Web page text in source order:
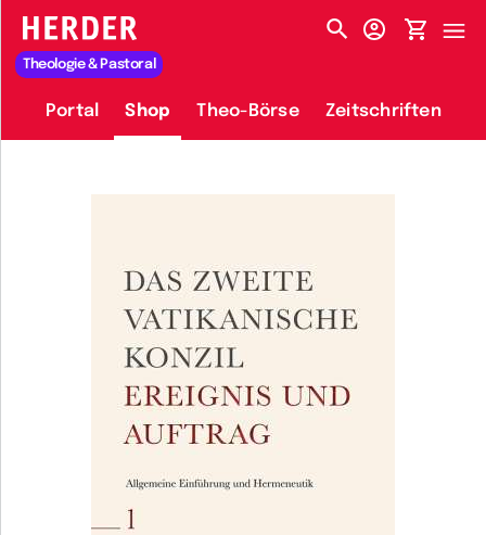
HERDER-MENÜ
Theologie & Pastoral
Portal Shop Theo-Börse Zeitschriften